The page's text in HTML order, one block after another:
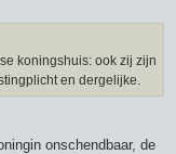
koningshuis: ook zij zijn
en dergelijke.
onschendbaar, de